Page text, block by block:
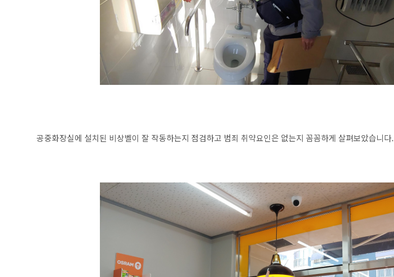
공중화장실에 설치된 비상벨이 잘 작동하는지 점검하고 범죄 취약요인은 없는지 꼼꼼하게 살펴보았습니다.